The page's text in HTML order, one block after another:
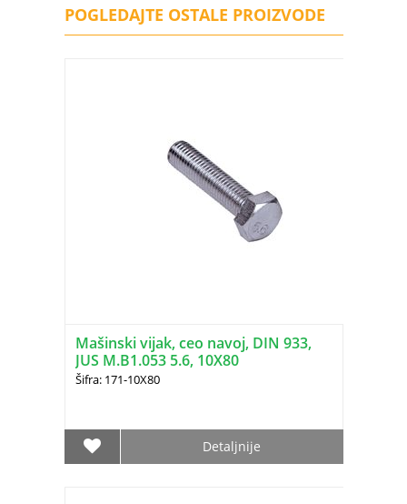
POGLEDAJTE OSTALE PROIZVODE
Mašinski vijak, ceo navoj, DIN 933,
JUS M.B1.053 5.6, 10X80
Šifra: 171-10X80
Detaljnije